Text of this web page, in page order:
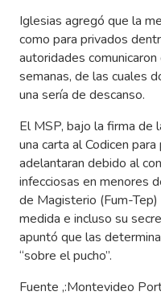
Iglesias agregó que la
como para privados
autoridades
semanas, de las cuales
una sería de descanso.
El MSP, bajo la firma de
una carta al Codicen
adelantaran debido al
infecciosas en menores
de Magisterio (Fum-
medida e incluso su
apuntó que las
“sobre el pucho”.
Fuente ,:Montevideo